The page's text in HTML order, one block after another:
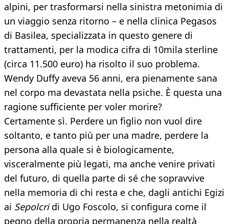
alpini, per trasformarsi nella sinistra metonimia di
un viaggio senza ritorno – e nella clinica Pegasos
di Basilea, specializzata in questo genere di
trattamenti, per la modica cifra di 10mila sterline
(circa 11.500 euro) ha risolto il suo problema.
Wendy Duffy aveva 56 anni, era pienamente sana
nel corpo ma devastata nella psiche. È questa una
ragione sufficiente per voler morire?
Certamente sì. Perdere un figlio non vuol dire
soltanto, e tanto più per una madre, perdere la
persona alla quale si è biologicamente,
visceralmente più legati, ma anche venire privati
del futuro, di quella parte di sé che sopravvive
nella memoria di chi resta e che, dagli antichi Egizi
ai Sepolcridi Ugo Foscolo, si configura come il
pegno della propria permanenza nella realtà